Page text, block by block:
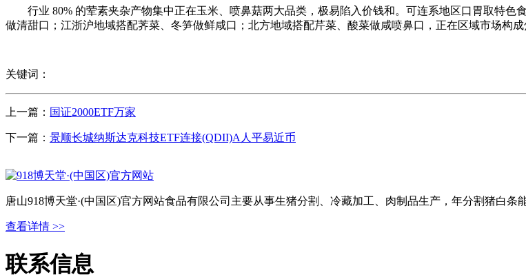
行业 80% 的荤素夹杂产物集中正在玉米、喷鼻菇两大品类，极易陷入价钱和。可连系地区口胃取特色
做清甜口；江浙沪地域搭配荠菜、冬笋做鲜咸口；北方地域搭配芹菜、酸菜做咸喷鼻口，正在区域市场构成
关键词：
上一篇： 国证2000ETF万家
下一篇： 景顺长城纳斯达克科技ETF连接(QDII)A人平易近币
唐山918博天堂·(中国区)官方网站食品有限公司主要从事生猪分割、冷藏加工、肉制品生产，年分割猪白
查看详情 >>
联系信息